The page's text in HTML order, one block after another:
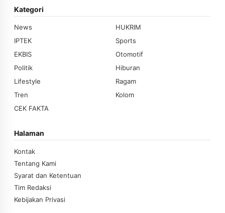
Kategori
News
HUKRIM
IPTEK
Sports
EKBIS
Otomotif
Politik
Hiburan
Lifestyle
Ragam
Tren
Kolom
CEK FAKTA
Halaman
Kontak
Tentang Kami
Syarat dan Ketentuan
Tim Redaksi
Kebijakan Privasi